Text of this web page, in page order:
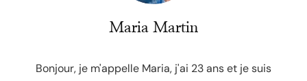
Maria Martin
Bonjour, je m'appelle Maria, j'ai 23 ans et je suis